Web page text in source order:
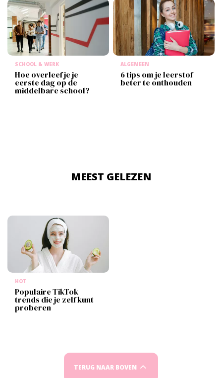
SCHOOL & WERK
Hoe overleef je je
eerste dag op de
middelbare school?
ALGEMEEN
6 tips om je leerstof
beter te onthouden
MEEST GELEZEN
HOT
Populaire TikTok
trends die je zelf kunt
proberen
TERUG NAAR BOVEN